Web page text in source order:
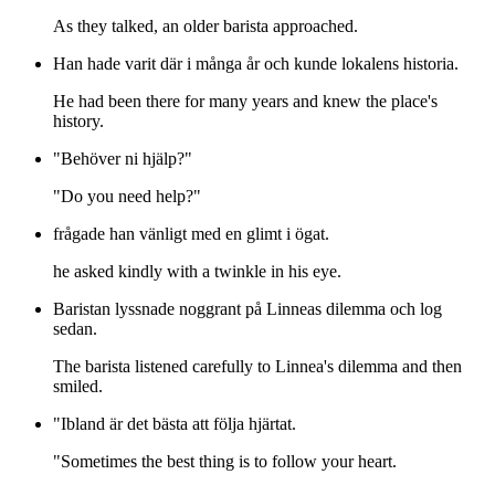
As they talked, an older barista approached.
Han hade varit där i många år och kunde lokalens historia.
He had been there for many years and knew the place's
history.
"Behöver ni hjälp?"
"Do you need help?"
frågade han vänligt med en glimt i ögat.
he asked kindly with a twinkle in his eye.
Baristan lyssnade noggrant på Linneas dilemma och log
sedan.
The barista listened carefully to Linnea's dilemma and then
smiled.
"Ibland är det bästa att följa hjärtat.
"Sometimes the best thing is to follow your heart.